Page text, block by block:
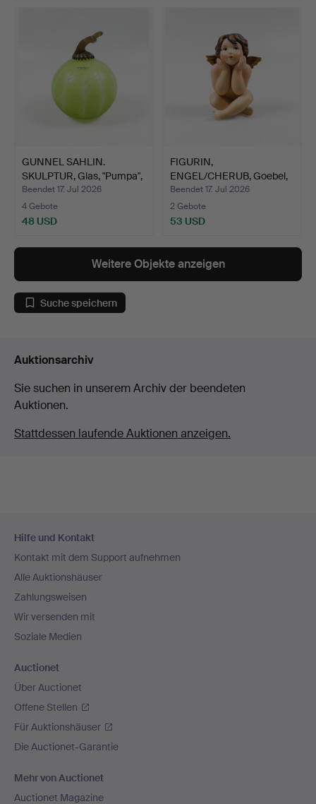
GUNNEL SAHLIN.
SKULPTUR, Glas, "Pumpa",
au…
Beendet 17. Jul 2026
4 Gebote
48 USD
FIGURIN,
ENGEL/CHERUB, Goebel,
Deutschland.
Beendet 17. Jul 2026
2 Gebote
53 USD
Weitere Objekte anzeigen
Suche speichern
Auktionsarchiv
Sie suchen in unserem Archiv der beendeten
Auktionen.
Stattdessen laufende Auktionen anzeigen.
Navigation
Hilfe und Kontakt
Kontakt mit dem Support aufnehmen
Alle Auktionshäuser
Zahlungsweisen
Wir versenden mit
Soziale Medien
Auctionet
Über Auctionet
Offene Stellen
Für Auktionshäuser
Die Auctionet-Garantie
Mehr von Auctionet
Auctionet Magazine